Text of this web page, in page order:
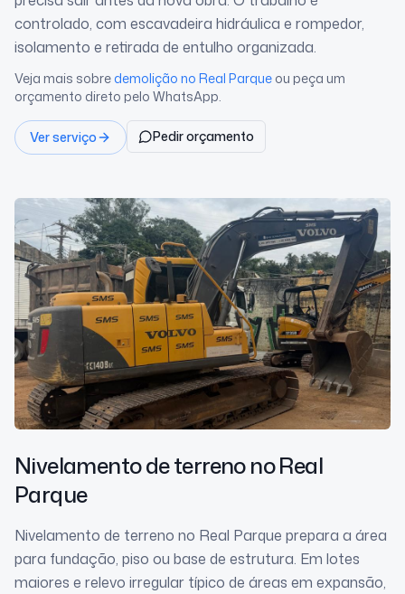
controlado, com escavadeira hidráulica e rompedor,
isolamento e retirada de entulho organizada.
Veja mais sobredemolição no Real Parque ou peça um
orçamento direto pelo WhatsApp.
Ver serviço Pedir orçamento
Nivelamento de terrenono Real
Parque
Nivelamento de terreno no Real Parque prepara a área
para fundação, piso ou base de estrutura. Em lotes
maiores e relevo irregular típico de áreas em expansão,